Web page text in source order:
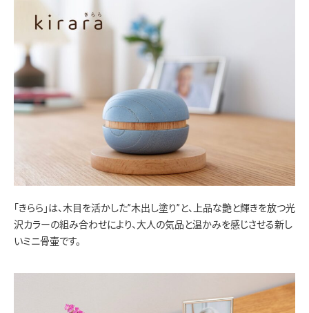
「きらら」は、木目を活かした”木出し塗り”と、上品な艶と輝きを放つ光
沢カラーの組み合わせにより、大人の気品と温かみを感じさせる新し
いミニ骨壷です。